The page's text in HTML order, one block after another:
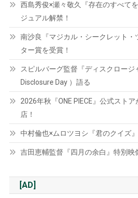
西島秀俊×瀬々敬久『存在のすべて
ジュアル解禁！
南沙良『マジカル・シークレット・
ター賞を受賞！
スピルバーグ監督『ディスクロージ
Disclosure Day ）語る
2026年秋『ONE PIECE』公式スト
店！
中村倫也×ムロツヨシ『君のクイズ
吉田恵輔監督『四月の余白』特別映
[AD]